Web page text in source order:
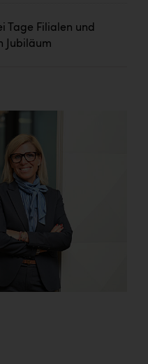
Tage Filialen und
Jubiläum